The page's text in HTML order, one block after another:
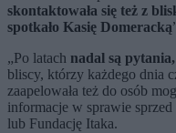
skontaktowała się też z
spotkało Kasię Domeracką
„Po latach nadal są
bliscy, którzy każdego dnia
zaapelowała też do osób
informacje w sprawie
lub Fundację Itaka.